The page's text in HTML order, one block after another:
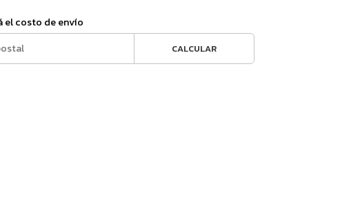
el costo de envío
CALCULAR